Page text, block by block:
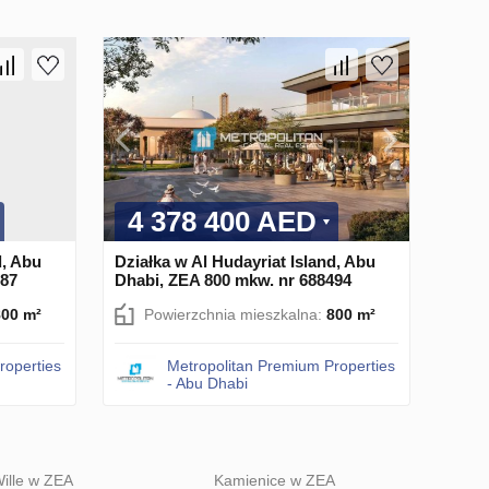
Abu
m²
4 378 400 AED
Działka w Al Hudayriat Island, Abu
Dhabi, ZEA 800 mkw. nr 688494
Powierzchnia mieszkalna: 800 m²
Metropolitan Premium Properties
- Abu Dhabi
w ZEA Kamienice w ZEA